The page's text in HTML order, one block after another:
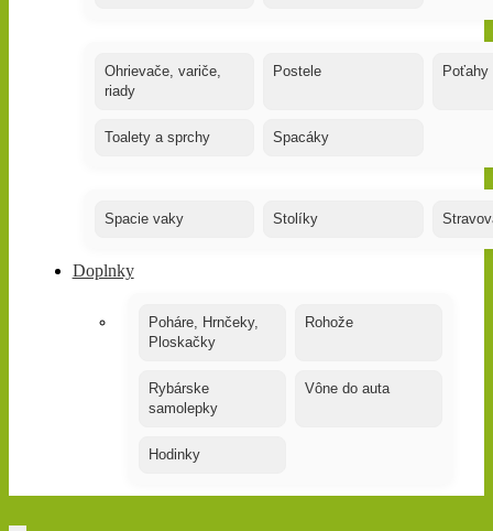
Ohrievače, variče,
riady
Postele Poťahy
Toalety a sprchy Spacáky
Spacie vaky Stolíky
Doplnky
Poháre, Hrnčeky,
Ploskačky
Rohože
Rybárske
samolepky
Vône do auta
Hodinky